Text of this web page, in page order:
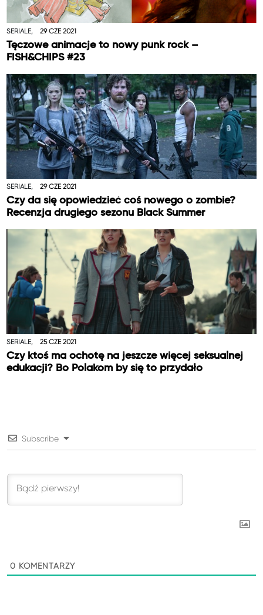
SERIALE, 29 CZE 2021
Tęczowe animacje to nowy punk rock –
FISH&CHIPS #23
SERIALE, 29 CZE 2021
Czy da się opowiedzieć coś nowego o zombie?
Recenzja drugiego sezonu Black Summer
SERIALE, 25 CZE 2021
Czy ktoś ma ochotę na jeszcze więcej seksualnej
edukacji? Bo Polakom by się to przydało
Subscribe
0 KOMENTARZY